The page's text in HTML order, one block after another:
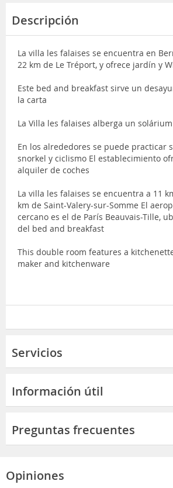
Descripción
La villa les falaises se encuentra en
22 km de Le Tréport, y ofrece jardín y
Este bed and breakfast sirve un
la carta
La Villa les falaises alberga un solárium
En los alrededores se puede practicar
snorkel y ciclismo El establecimiento
alquiler de coches
La villa les falaises se encuentra a 11
km de Saint-Valery-sur-Somme El
cercano es el de París Beauvais-Tille,
del bed and breakfast
This double room features a
maker and kitchenware
Servicios
Información útil
Preguntas frecuentes
Opiniones